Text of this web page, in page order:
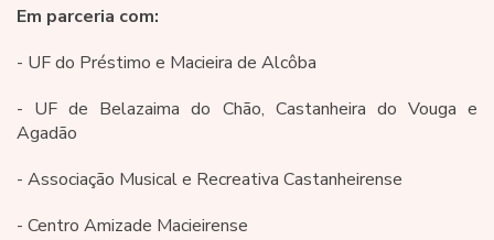
Em parceria com:
- UF do Préstimo e Macieira de Alcôba
- UF de Belazaima do Chão, Castanheira do Vouga e
Agadão
- Associação Musical e Recreativa Castanheirense
- Centro Amizade Macieirense